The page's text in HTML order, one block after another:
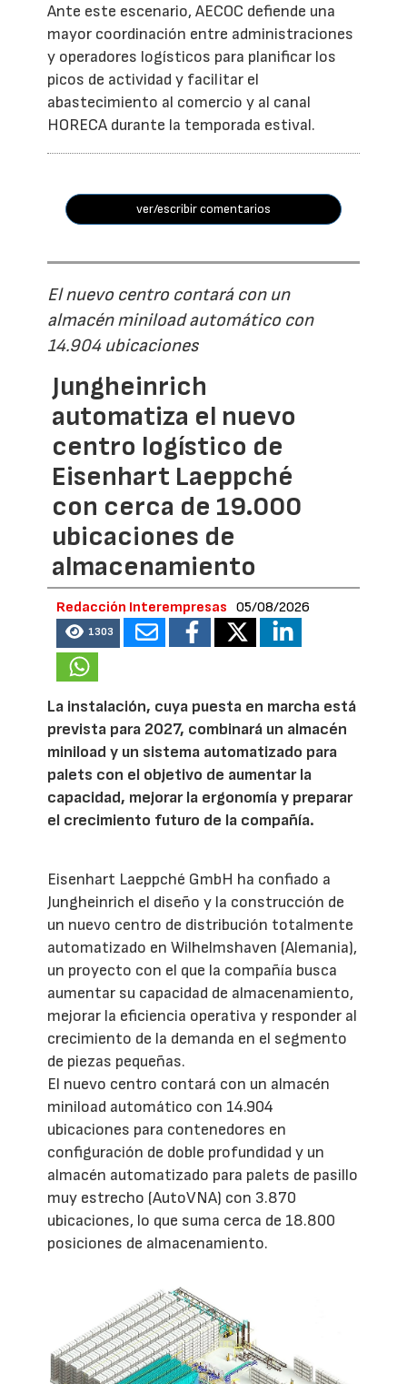
Ante este escenario, AECOC defiende una
mayor coordinación entre administraciones
y operadores logísticos para planificar los
picos de actividad y facilitar el
abastecimiento al comercio y al canal
HORECA durante la temporada estival.
ver/escribir comentarios
El nuevo centro contará con un
almacén miniload automático con
14.904 ubicaciones
Jungheinrich
automatiza el nuevo
centro logístico de
Eisenhart Laeppché
con cerca de 19.000
ubicaciones de
almacenamiento
Redacción Interempresas 05/08/2026
1303
La instalación, cuya puesta en marcha está
prevista para 2027, combinará un almacén
miniload y un sistema automatizado para
palets con el objetivo de aumentar la
capacidad, mejorar la ergonomía y preparar
el crecimiento futuro de la compañía.
Eisenhart Laeppché GmbH ha confiado a
Jungheinrich el diseño y la construcción de
un nuevo centro de distribución totalmente
automatizado en Wilhelmshaven (Alemania),
un proyecto con el que la compañía busca
aumentar su capacidad de almacenamiento,
mejorar la eficiencia operativa y responder al
crecimiento de la demanda en el segmento
de piezas pequeñas.
El nuevo centro contará con un almacén
miniload automático con 14.904
ubicaciones para contenedores en
configuración de doble profundidad y un
almacén automatizado para palets de pasillo
muy estrecho (AutoVNA) con 3.870
ubicaciones, lo que suma cerca de 18.800
posiciones de almacenamiento.